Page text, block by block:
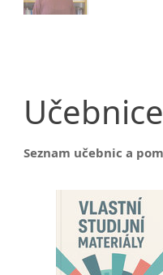
Učebnice
Seznam učebnic a